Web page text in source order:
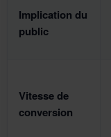
Implication du
public
Vitesse de
conversion